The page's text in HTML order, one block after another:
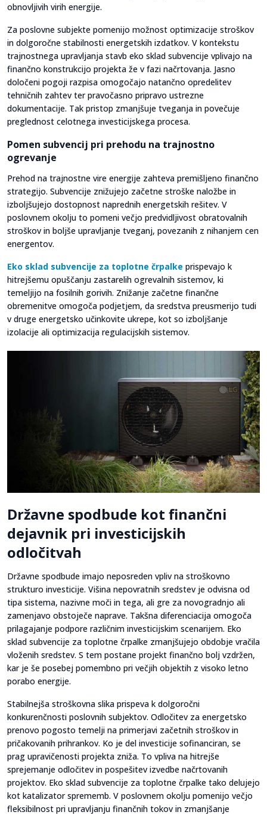
obnovljivih virih energije.
Za poslovne subjekte pomenijo možnost optimizacije stroškov
in dolgoročne stabilnosti energetskih izdatkov. V kontekstu
trajnostnega upravljanja stavb eko sklad subvencije vplivajo na
finančno konstrukcijo projekta že v fazi načrtovanja. Jasno
določeni pogoji razpisa omogočajo natančno opredelitev
tehničnih zahtev ter pravočasno pripravo ustrezne
dokumentacije. Tak pristop zmanjšuje tveganja in povečuje
preglednost celotnega investicijskega procesa.
Pomen subvencij pri prehodu na trajnostno
ogrevanje
Prehod na trajnostne vire energije zahteva premišljeno finančno
strategijo. Subvencije znižujejo začetne stroške naložbe in
izboljšujejo dostopnost naprednih energetskih rešitev. V
poslovnem okolju to pomeni večjo predvidljivost obratovalnih
stroškov in boljše upravljanje tveganj, povezanih z nihanjem cen
energentov.
Eko sklad subvencije za toplotne črpalke prispevajo k
hitrejšemu opuščanju zastarelih ogrevalnih sistemov, ki
temeljijo na fosilnih gorivih. Znižanje začetne finančne
obremenitve omogoča podjetjem, da sredstva preusmerijo tudi
v druge energetsko učinkovite ukrepe, kot so izboljšanje
izolacije ali optimizacija regulacijskih sistemov.
Državne spodbude kot finančni
dejavnik pri investicijskih
odločitvah
Državne spodbude imajo neposreden vpliv na stroškovno
strukturo investicije. Višina nepovratnih sredstev je odvisna od
tipa sistema, nazivne moči in tega, ali gre za novogradnjo ali
zamenjavo obstoječe naprave. Takšna diferenciacija omogoča
prilagajanje podpore različnim investicijskim scenarijem. Eko
sklad subvencije za toplotne črpalke zmanjšujejo obdobje vračila
vloženih sredstev. S tem postane projekt finančno bolj vzdržen,
kar je še posebej pomembno pri večjih objektih z visoko letno
porabo energije.
Stabilnejša stroškovna slika prispeva k dolgoročni
konkurenčnosti poslovnih subjektov. Odločitev za energetsko
prenovo pogosto temelji na primerjavi začetnih stroškov in
pričakovanih prihrankov. Ko je del investicije sofinanciran, se
prag upravičenosti projekta zniža. To vpliva na hitrejše
sprejemanje odločitev in pospešitev izvedbe načrtovanih
projektov. Eko sklad subvencije za toplotne črpalke tako delujejo
kot katalizator sprememb. V poslovnem okolju pomenijo večjo
fleksibilnost pri upravljanju finančnih tokov in zmanjšanje